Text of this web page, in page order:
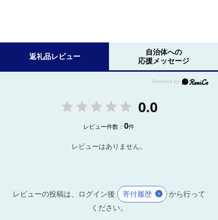
返礼品レビュー
自治体への
応援メッセージ
0.0
レビュー件数：0件
レビューはありません。
レビューの投稿は、ログイン後 寄付履歴
から行って
ください。